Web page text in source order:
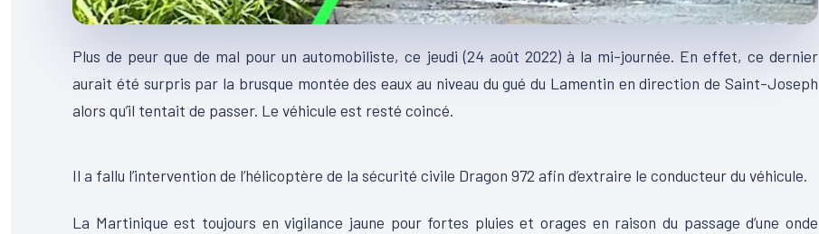
Plus de peur que de mal pour un automobiliste, ce jeudi (24 août 2022) à la mi-journée. En effet, ce dernier
aurait été surpris par la brusque montée des eaux au niveau du gué du Lamentin en direction de Saint-Joseph
alors qu’il tentait de passer. Le véhicule est resté coincé.
vidéo
Il a fallu l’intervention de l’hélicoptère de la sécurité civile Dragon 972 afin d’extraire le conducteur du véhicule.
La Martinique est toujours en vigilance jaune pour fortes pluies et orages en raison du passage d’une onde